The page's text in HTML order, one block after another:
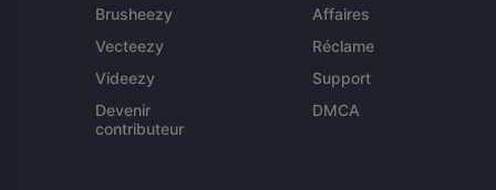
Brusheezy
Vecteezy
Videezy
Devenir
contributeur
Affaires
Réclame
Support
DMCA